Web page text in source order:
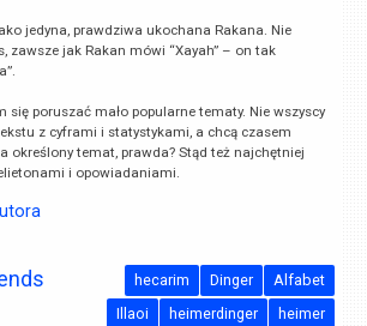
jedyna, prawdziwa ukochana Rakana. Nie
zawsze jak Rakan mówi “Xayah” – on tak
się poruszać mało popularne tematy. Nie wszyscy
z cyframi i statystykami, a chcą czasem
określony temat, prawda? Stąd też najchętniej
i opowiadaniami.
Alfabet
Dinger
hecarim
heimer
heimerdinger
Illaoi